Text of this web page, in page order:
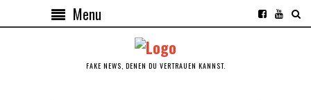
Menu
FAKE NEWS, DENEN DU VERTRAUEN KANNST.